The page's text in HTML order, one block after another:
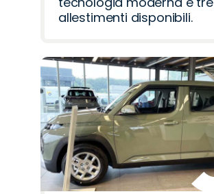
allestimenti disponibili.